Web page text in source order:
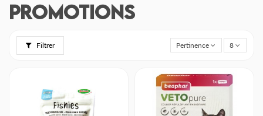
Promotions
Filtrer Pertinence 8